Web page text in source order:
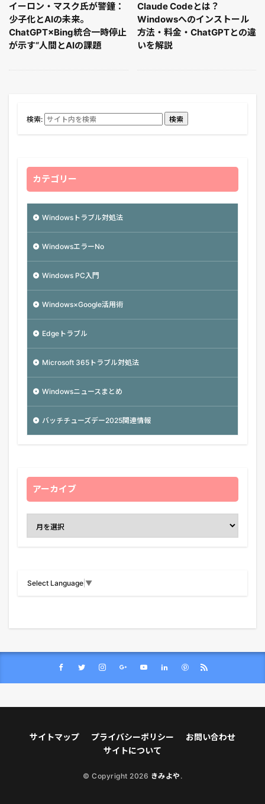
イーロン・マスク氏が警鐘：
少子化とAIの未来。
ChatGPT×Bing統合一時停止
が示す“人間とAIの課題
Claude Codeとは？
Windowsへのインストール
方法・料金・ChatGPTとの違
いを解説
検索: 検索
カテゴリー
Windowsトラブル対処法
WindowsエラーNo
Windows PC入門
Windows×Google活用術
Edgeトラブル
Microsoft 365トラブル対処法
Windowsニュースまとめ
バッチチューズデー2025関連情報
アーカイブ
Select Language ▼
サイトマップ プライバシーポリシー
お問い合わせ
サイトについて
© Copyright 2026 きみよや .